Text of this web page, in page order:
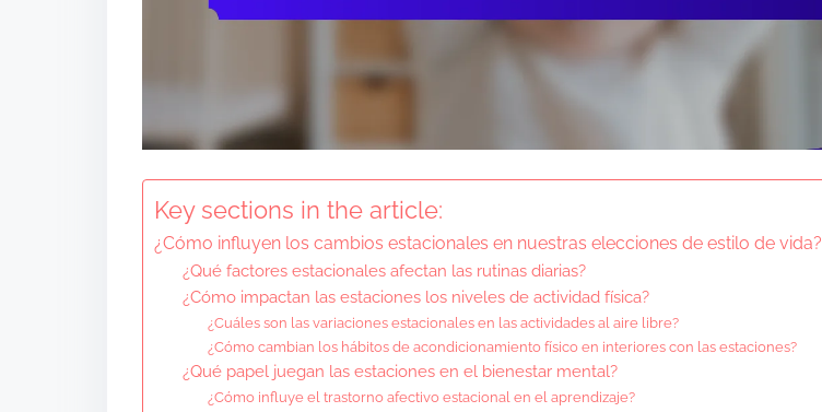
Key sections in the article:
¿Cómo influyen los cambios estacionales en nuestras elecciones de estilo de vida?
¿Qué factores estacionales afectan las rutinas diarias?
¿Cómo impactan las estaciones los niveles de actividad física?
¿Cuáles son las variaciones estacionales en las actividades al aire libre?
¿Cómo cambian los hábitos de acondicionamiento físico en interiores con las estaciones?
¿Qué papel juegan las estaciones en el bienestar mental?
¿Cómo influye el trastorno afectivo estacional en el aprendizaje?